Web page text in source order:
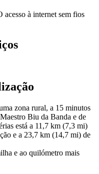
acesso à internet sem fios
zona rural, a 15 minutos
Biu da Banda e de
está a 11,7 km (7,3 mi)
e a 23,7 km (14,7 mi) de
e ao quilómetro mais